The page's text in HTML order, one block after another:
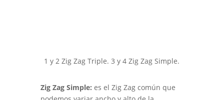
1 y 2 Zig Zag Triple. 3 y 4 Zig Zag Simple.
Zig Zag Simple: es el Zig Zag común que